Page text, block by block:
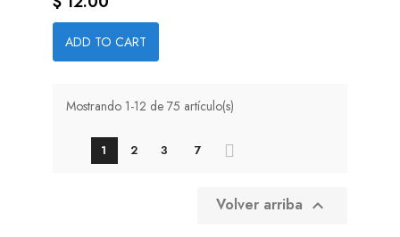
ADD TO CART
Mostrando 1-12 de 75 artículo(s)
1 2 3 7
Volver arriba 